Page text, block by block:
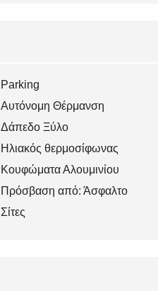
Parking
Αυτόνομη Θέρμανση
Δάπεδο Ξύλο
Ηλιακός θερμοσίφωνας
Κουφώματα Αλουμινίου
Πρόσβαση από: Άσφαλτο
Σίτες